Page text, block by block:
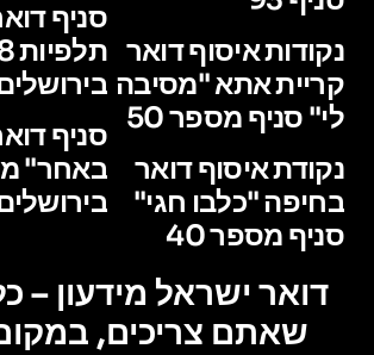
נקודות איסוף דואר
קריית אתא "מסיבה
לי" סניף מספר 50
נקודת איסוף דואר
בחיפה "כלבו חגי"
סניף מספר 40
סניף
סניף
דואר ישראל מידעון –
שאתם צריכים,